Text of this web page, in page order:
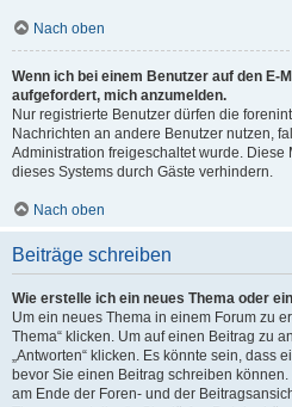
Nach oben
Wenn ich bei einem Benutzer auf den E-
aufgefordert, mich anzumelden.
Nur registrierte Benutzer dürfen die
Nachrichten an andere Benutzer nutzen,
Administration freigeschaltet wurde. Diese
dieses Systems durch Gäste verhindern.
Nach oben
Beiträge schreiben
Wie erstelle ich ein neues Thema oder
Um ein neues Thema in einem Forum zu
Thema“ klicken. Um auf einen Beitrag zu
„Antworten“ klicken. Es könnte sein, dass
bevor Sie einen Beitrag schreiben
am Ende der Foren- und der